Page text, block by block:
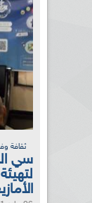
ثقافة
سي